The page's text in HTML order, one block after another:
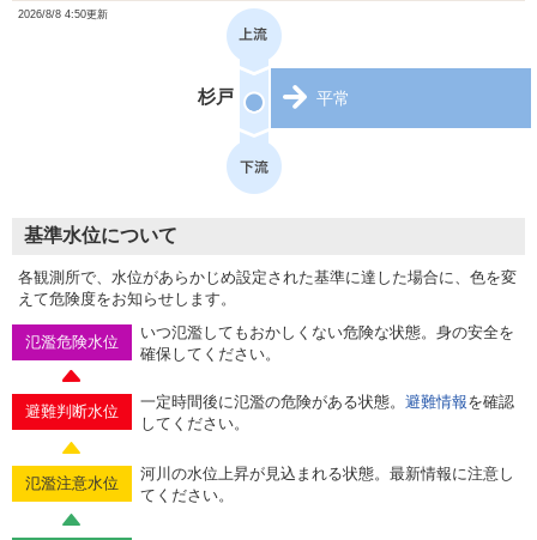
2026/8/8 4:50更新
杉戸 平常
基準水位について
各観測所で、水位があらかじめ設定された基準に達した場合に、色を変
えて危険度をお知らせします。
氾濫危険水位
いつ氾濫してもおかしくない危険な状態。身の安全を
確保してください。
避難判断水位
一定時間後に氾濫の危険がある状態。 避難情報を確認
してください。
氾濫注意水位
河川の水位上昇が見込まれる状態。最新情報に注意し
てください。